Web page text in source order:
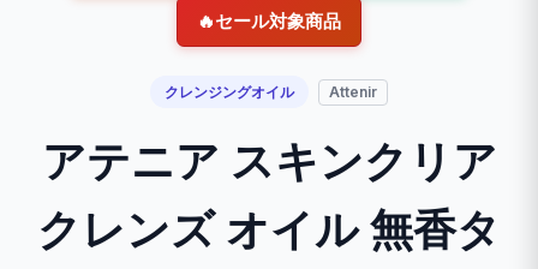
🔥セール対象商品
クレンジングオイル Attenir
アテニア スキンクリア
クレンズ オイル 無香タ